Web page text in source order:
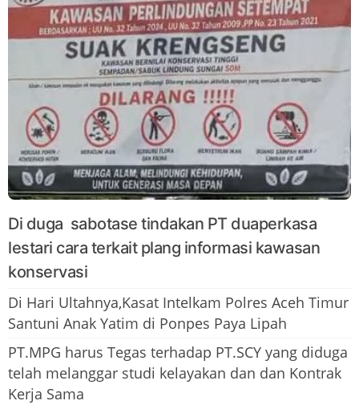
Di duga sabotase tindakan PT duaperkasa
lestari cara terkait plang informasi kawasan
konservasi
Di Hari Ultahnya,Kasat Intelkam Polres Aceh Timur
Santuni Anak Yatim di Ponpes Paya Lipah
PT.MPG harus Tegas terhadap PT.SCY yang diduga
telah melanggar studi kelayakan dan dan Kontrak
Kerja Sama